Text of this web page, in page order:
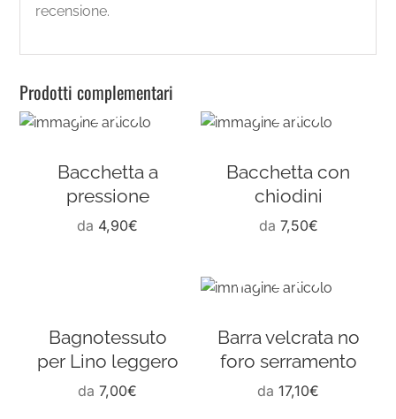
recensione.
Prodotti complementari
Bacchetta a
pressione
da 4,90€
Bacchetta con
chiodini
da 7,50€
Bagnotessuto
per Lino leggero
da7,00€
Barra velcrata no
foro serramento
da17,10€